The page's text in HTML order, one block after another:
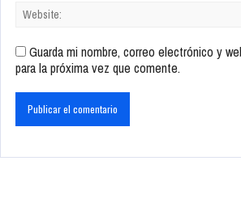
Guarda mi nombre, correo electrónico y
para la próxima vez que comente.